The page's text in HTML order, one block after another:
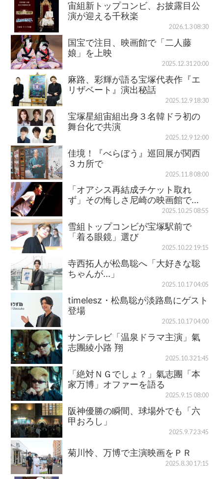
宙組新トップコンビ、お披露目公
演が迎える千秋楽
2026.1.3 08:30
国宝で注目、映画館で「二人藤
娘」を上映
2025.12.31 20:00
麻路、彩輝が語る宝塚代表作『エ
リザベート』演出秘話
2025.12.9 18:30
宝塚星組宙組出身３名韓ドラ初の
舞台化で共演
2025.12.9 12:00
佳境！『べらぼう』巡回展が関西
３カ所で
2025.11.8 08:00
「オアシス再結成チケット取れ
ず」その悔しさ尼崎の映画館で…
2025.10.25 08:55
雪組トップコンビが宝塚駅前で
「着る眼鏡」選び
2025.10.22 19:15
寺西拓人が松島聡へ「大好きな聡
ちゃんが...」
2025.10.17 04:05
timelesz・松島聡が淡路島にゲスト
登場
2025.10.17 04:00
サンテレビ「温泉ドラマ主演」氣
志團綾小路 翔
2025.10.3 21:45
「絶対ＮＧでしょ？」氣志團「本
家万博」オファーを語る
2025.9.15 08:00
阪神優勝の瞬間、球場外でも「六
甲おろし」
2025.9.7 23:45
菊川怜、万博で主演映画をＰＲ
2025.8.30 17:15